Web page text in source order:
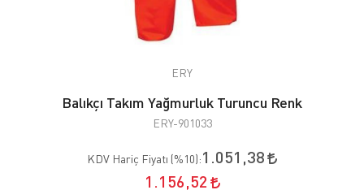
ERY
Balıkçı Takım Yağmurluk Turuncu Renk
ERY-901033
KDV Hariç Fiyatı (%10):1.051,38
1.156,52